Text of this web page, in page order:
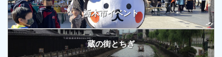
栃木市イベント
蔵の街とちぎ